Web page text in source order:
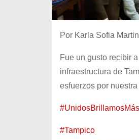
Por Karla Sofia
Fue un gusto recibir
infraestructura de
esfuerzos por
#UnidosBrillamosMás
#Tampico